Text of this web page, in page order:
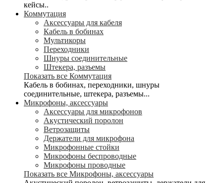
кейсы..
Коммутация
Аксессуары для кабеля
Кабель в бобинах
Мультикоры
Переходники
Шнуры соединительные
Штекера, разъемы
Показать все Коммутация
Кабель в бобинах, переходники, шнуры
соединительные, штекера, разъемы...
Микрофоны, аксессуары
Аксессуары для микрофонов
Акустический поролон
Ветрозащиты
Держатели для микрофона
Микрофонные стойки
Микрофоны беспроводные
Микрофоны проводные
Показать все Микрофоны, аксессуары